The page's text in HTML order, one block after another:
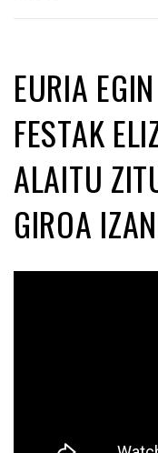
EURIA
FESTAK
ALAITU
GIROA